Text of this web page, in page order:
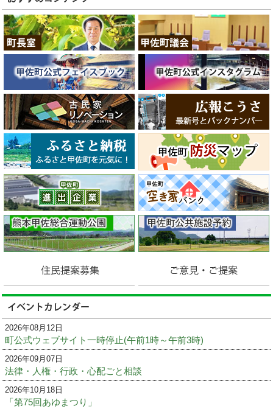
2026年08月12日
町公式ウェブサイト一時停止(午前1時～午前3時)
2026年09月07日
法律・人権・行政・心配ごと相談
2026年10月18日
「第75回あゆまつり」